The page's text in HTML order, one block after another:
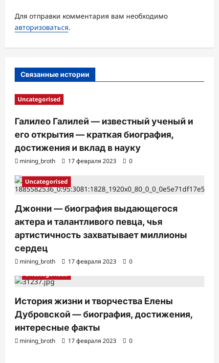
п
и
с
и
Для отправки комментария вам необходимо
авторизоваться.
Связанные истории
Uncategorised
Галилео Галилей — известный ученый и
его открытия — краткая биография,
достижения и вклад в науку
mining_broth 17 февраля 2023 0
Uncategorised
Джонни — биография выдающегося
актера и талантливого певца, чья
артистичность захватывает миллионы
сердец
mining_broth 17 февраля 2023
0
Uncategorised
История жизни и творчества Елены
Дубровской — биография, достижения,
интересные факты
mining_broth 17 февраля 2023 0